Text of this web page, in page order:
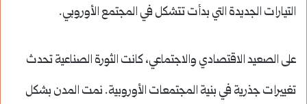
التيارات الجديدة التي بدأت تتشكل في المجتمع الأوروبي.
على الصعيد الاقتصادي والاجتماعي، كانت الثورة الصناعية تحدث
تغييرات جذرية في بنية المجتمعات الأوروبية. نمت المدن بشكل